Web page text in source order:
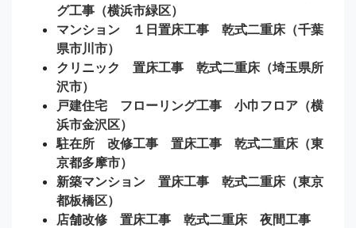
グ工事（横浜市緑区）
マンション １日置床工事 乾式二重床（千葉
県市川市）
クリニック 置床工事 乾式二重床（埼玉県所
沢市）
戸建住宅 フローリング工事 小巾フロア（横
浜市金沢区）
駐在所 改修工事 置床工事 乾式二重床（東
京都多摩市）
新築マンション 置床工事 乾式二重床（東京
都板橋区）
店舗改修 置床工事 乾式二重床 夜間工事